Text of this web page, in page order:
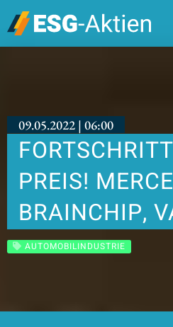
09.05.2022 | 06:00
PREIS!
BRAINCHIP,
AUTOMOBILINDUSTRIE